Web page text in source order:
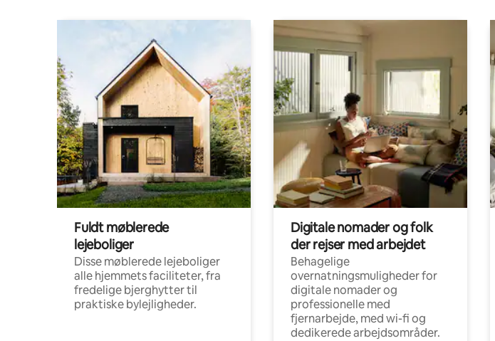
Fuldt møblerede
lejeboliger
Disse møblerede lejeboliger
alle hjemmets faciliteter, fra
fredelige bjerghytter til
praktiske bylejligheder.
Digitale nomader og folk
der rejser med arbejdet
Behagelige
overnatningsmuligheder for
digitale nomader og
professionelle med
fjernarbejde, med wi-fi og
dedikerede arbejdsområder.